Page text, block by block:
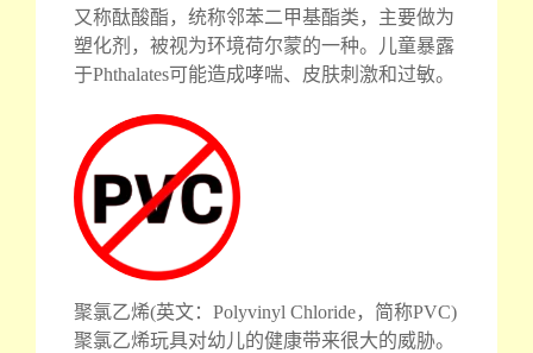
又称酞酸酯，统称邻苯二甲基酯类，主要做为
塑化剂，被视为环境荷尔蒙的一种。儿童暴露
于Phthalates可能造成哮喘、皮肤刺激和过敏。
聚氯乙烯(英文：Polyvinyl Chloride，简称PVC)
聚氯乙烯玩具对幼儿的健康带来很大的威胁。